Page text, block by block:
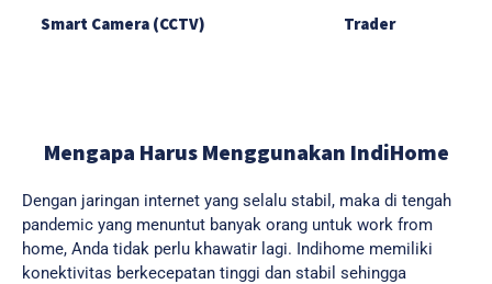
Smart Camera (CCTV) Trader
Mengapa Harus Menggunakan IndiHome
Dengan jaringan internet yang selalu stabil, maka di tengah
pandemic yang menuntut banyak orang untuk work from
home, Anda tidak perlu khawatir lagi. Indihome memiliki
konektivitas berkecepatan tinggi dan stabil sehingga